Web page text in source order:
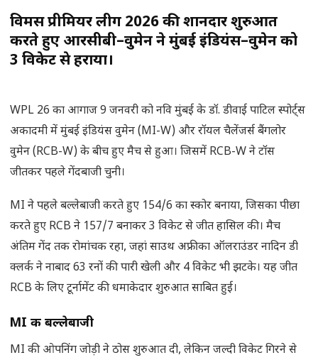
विमेंस प्रीमियर लीग 2026 की शानदार शुरुआत
करते हुए आरसीबी–वुमेन ने मुंबई इंडियंस–वुमेन को
3 विकेट से हराया।
WPL 26 का आगाज 9 जनवरी को नवि मुंबई के डॉ. डीवाई पाटिल स्पोर्ट्स
अकादमी में मुंबई इंडियंस वुमेन (MI-W) और रॉयल चैलेंजर्स बैंगलोर
वुमेन (RCB-W) के बीच हुए मैच से हुआ। जिसमें RCB-W ने टॉस
जीतकर पहले गेंदबाजी चुनी।
MI ने पहले बल्लेबाजी करते हुए 154/6 का स्कोर बनाया, जिसका पीछा
करते हुए RCB ने 157/7 बनाकर 3 विकेट से जीत हासिल की। मैच
अंतिम गेंद तक रोमांचक रहा, जहां साउथ अफ्रीका ऑलराउंडर नादिन डी
क्लर्क ने नाबाद 63 रनों की पारी खेली और 4 विकेट भी झटके। यह जीत
RCB के लिए टूर्नामेंट की धमाकेदार शुरुआत साबित हुई।
MI की बल्लेबाजी
MI की ओपनिंग जोड़ी ने ठोस शुरुआत दी, लेकिन जल्दी विकेट गिरने से